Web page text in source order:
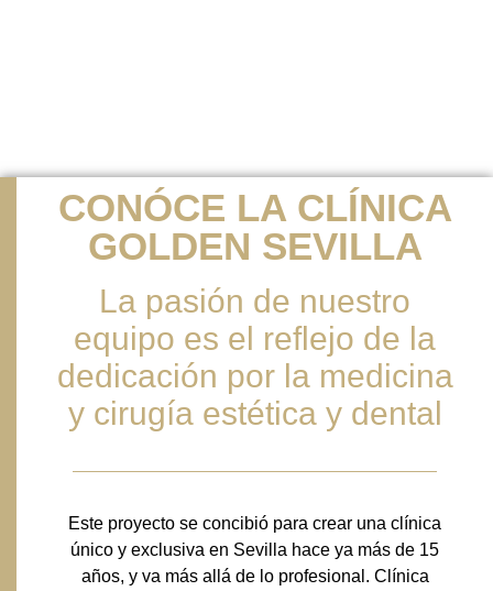
CONÓCE LA CLÍNICA
GOLDEN SEVILLA
La pasión de nuestro
equipo es el reflejo de la
dedicación por la medicina
y cirugía estética y dental
Este proyecto se concibió para crear una clínica
único y exclusiva en Sevilla hace ya más de 15
años, y va más allá de lo profesional. Clínica